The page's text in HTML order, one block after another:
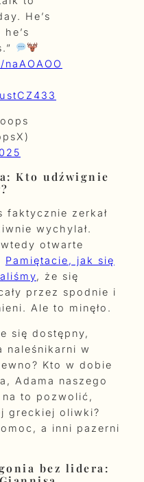
He’s
Kto udźwignie
faktycznie zerkał
wychylał.
otwarte
Pamiętacie, jak się
, że się
przez spodnie i
Ale to minęło.
się dostępny,
naleśnikarni w
Kto w dobie
Adama naszego
to pozwolić,
greckiej oliwki?
a inni pazerni
bez lidera: